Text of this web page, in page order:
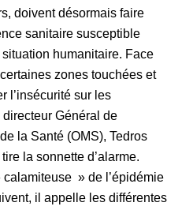
doivent désormais faire
sanitaire susceptible
humanitaire. Face
zones touchées et
l’insécurité sur les
Général de
la Santé (OMS), Tedros
la sonnette d’alarme.
» de l’épidémie
il appelle les différentes